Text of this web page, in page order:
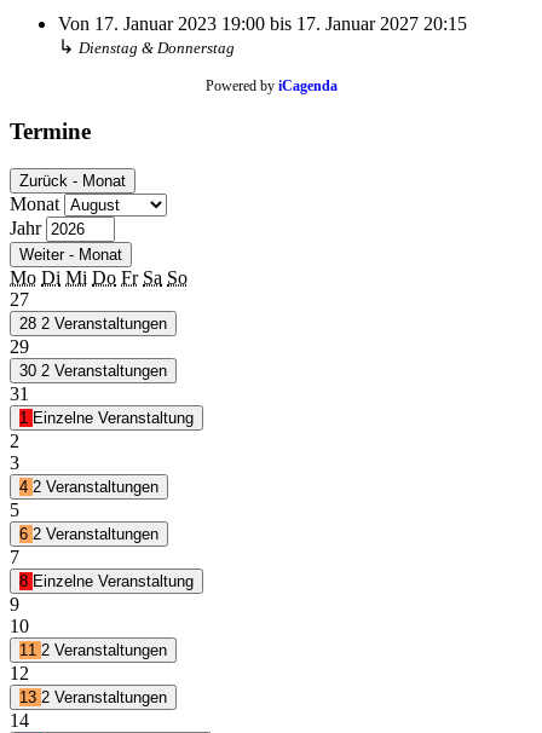
Von 17. Januar 2023 19:00 bis 17. Januar 2027 20:15
↳ Dienstag & Donnerstag
Powered by iCagenda
Termine
Zurück - Monat
Monat
Jahr
Weiter - Monat
Mo Di Mi Do Fr Sa So
27
28 2 Veranstaltungen
29
30 2 Veranstaltungen
31
1 Einzelne Veranstaltung
2
3
4 2 Veranstaltungen
5
6 2 Veranstaltungen
7
8 Einzelne Veranstaltung
9
10
11 2 Veranstaltungen
12
13 2 Veranstaltungen
14